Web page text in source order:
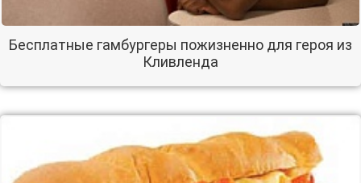
Бесплатные гамбургеры пожизненно для героя из
Кливленда